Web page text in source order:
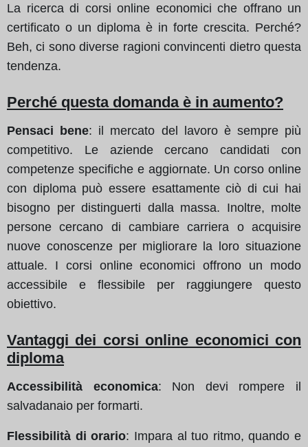
La ricerca di corsi online economici che offrano un
certificato o un diploma è in forte crescita. Perché?
Beh, ci sono diverse ragioni convincenti dietro questa
tendenza.
Perché questa domanda è in aumento?
Pensaci bene: il mercato del lavoro è sempre più
competitivo. Le aziende cercano candidati con
competenze specifiche e aggiornate. Un corso online
con diploma può essere esattamente ciò di cui hai
bisogno per distinguerti dalla massa. Inoltre, molte
persone cercano di cambiare carriera o acquisire
nuove conoscenze per migliorare la loro situazione
attuale. I corsi online economici offrono un modo
accessibile e flessibile per raggiungere questo
obiettivo.
Vantaggi dei corsi online economici con
diploma
Accessibilità economica: Non devi rompere il
salvadanaio per formarti.
Flessibilità di orario: Impara al tuo ritmo, quando e